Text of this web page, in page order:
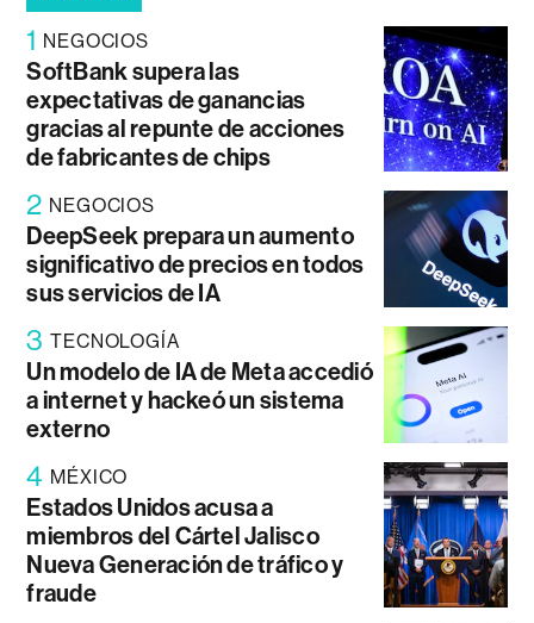
1 NEGOCIOS
SoftBank supera las
expectativas de ganancias
gracias al repunte de acciones
de fabricantes de chips
2 NEGOCIOS
DeepSeek prepara un aumento
significativo de precios en todos
sus servicios de IA
3 TECNOLOGÍA
Un modelo de IA de Meta accedió
a internet y hackeó un sistema
externo
4 MÉXICO
Estados Unidos acusa a
miembros del Cártel Jalisco
Nueva Generación de tráfico y
fraude